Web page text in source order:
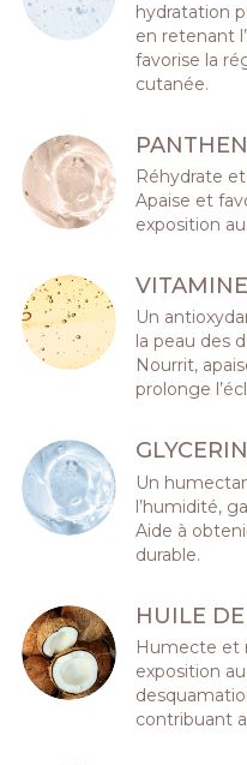
hydratation
en retenant
favorise la
cutanée.
Réhydrate
Apaise et
exposition
Un
la peau des
Nourrit,
prolonge
Un
l’humidité,
Aide à
durable.
HUILE DE
Humecte et
exposition
contribuant